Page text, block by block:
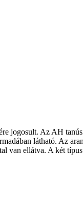
jogosult. Az AH
látható. Az
van ellátva. A két